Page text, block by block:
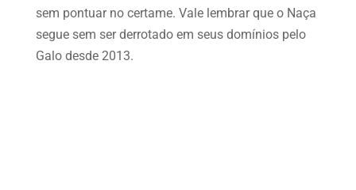
sem pontuar no certame. Vale lembrar que o Naça
segue sem ser derrotado em seus domínios pelo
Galo desde 2013.